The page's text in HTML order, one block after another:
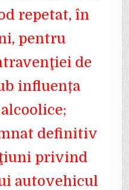
repetat, în
pentru
de
influența
definitiv
privind
autovehicul